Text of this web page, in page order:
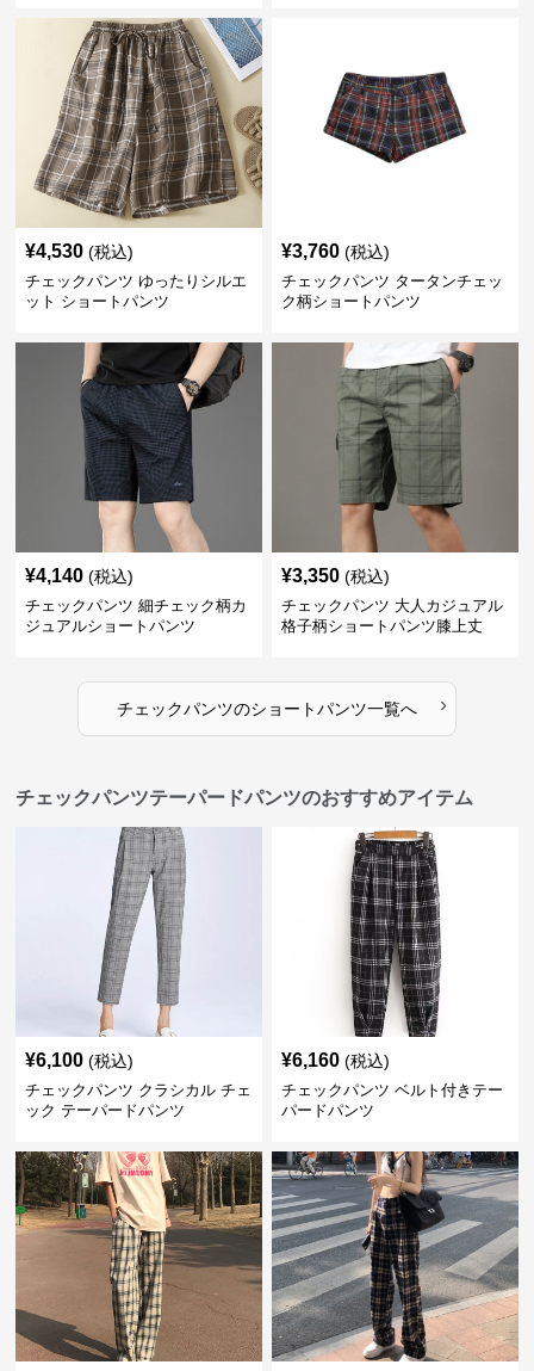
¥4,530 (税込)
チェックパンツ ゆったりシルエ
ット ショートパンツ
¥3,760 (税込)
チェックパンツ タータンチェッ
ク柄ショートパンツ
¥4,140 (税込)
チェックパンツ 細チェック柄カ
ジュアルショートパンツ
¥3,350 (税込)
チェックパンツ 大人カジュアル
格子柄ショートパンツ膝上丈
チェックパンツのショートパンツ一覧へ ›
チェックパンツテーパードパンツのおすすめアイテム
¥6,100 (税込)
チェックパンツ クラシカル チェ
ック テーパードパンツ
¥6,160 (税込)
チェックパンツ ベルト付きテー
パードパンツ